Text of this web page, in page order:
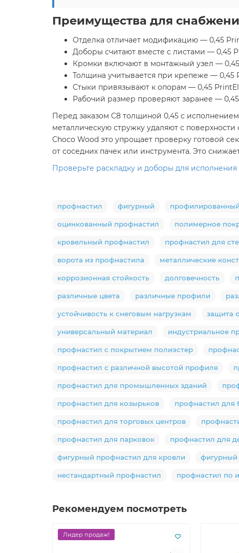
Преимущества для
Отделка отличает модификацию — 0,45
Доборы считают вместе с листами — 0,45
Кромки включают в монтажный узел —
Толщина учитывается при крепеже — 0,45
Стыки привязывают к опорам — 0,45
Рабочий размер проверяют заранее —
Перед заказом C8 толщиной 0,45 с
металлическую стружку удаляют с
Choco Wood это упрощает проверку готовой
от соседних пачек или инструмента. Это
Проверьте раскладку и доборы для
профнастил фигурный
оцинкованный профнастил полимерное
кровельный профнастил профнастил для
ворота из профнастила металлические
коррозионная стойкость долговечность
различные цвета различные профили
устойчивость к снеговым нагрузкам защита
универсальный материал индустриальное
профнастил с покрытием полиэстер
профнастил с различной высотой профиля
профнастил для промышленных зданий
профнастил для козырьков профнастил для
профнастил для торговых центров
профнастил для парковок профнастил для
фигурный профнастил для кровли фигурный
нестандартный профнастил профнастил по
Рекомендуем посмотреть
Лидер продаж!